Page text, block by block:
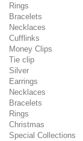
Rings
Bracelets
Necklaces
Cufflinks
Money Clips
Tie clip
Silver
Earrings
Necklaces
Bracelets
Rings
Christmas
Special Collections